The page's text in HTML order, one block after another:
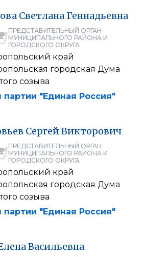
Светлана Геннадьевна
ПРЕДСТАВИТЕЛЬНЫЙ ОРГАН
МУНИЦИПАЛЬНОГО РАЙОНА И
ГОРОДСКОГО ОКРУГА
край
городская Дума
созыва
партии "Единая Россия"
СергейВикторович
ПРЕДСТАВИТЕЛЬНЫЙ ОРГАН
МУНИЦИПАЛЬНОГО РАЙОНА И
ГОРОДСКОГО ОКРУГА
край
городская Дума
созыва
партии "Единая Россия"
Васильевна